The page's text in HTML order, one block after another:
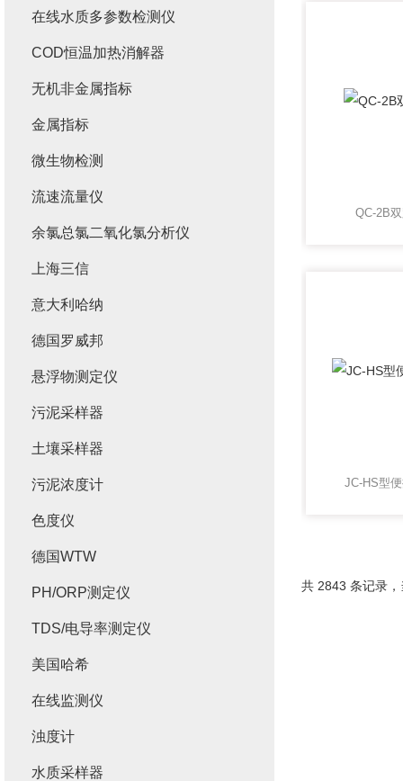
QC-2B
JC-HS型
共 2843 条记录
在线水质多参数检测仪
COD恒温加热消解器
无机非金属指标
金属指标
微生物检测
流速流量仪
余氯总氯二氧化氯分析仪
上海三信
意大利哈纳
德国罗威邦
悬浮物测定仪
污泥采样器
土壤采样器
污泥浓度计
色度仪
德国WTW
PH/ORP测定仪
TDS/电导率测定仪
美国哈希
在线监测仪
浊度计
水质采样器